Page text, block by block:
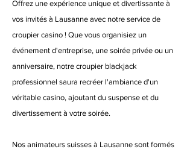
Offrez une expérience unique et divertissante à
vos invités à Lausanne avec notre service de
croupier casino ! Que vous organisiez un
événement d'entreprise, une soirée privée ou un
anniversaire, notre croupier blackjack
professionnel saura recréer l'ambiance d'un
véritable casino, ajoutant du suspense et du
divertissement à votre soirée.
Nos animateurs suisses à Lausanne sont formés